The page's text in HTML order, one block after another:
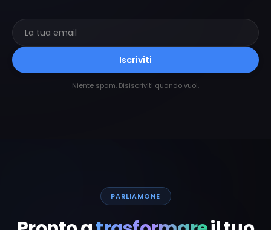
Iscriviti
Niente spam. Disiscriviti quando vuoi.
PARLIAMONE